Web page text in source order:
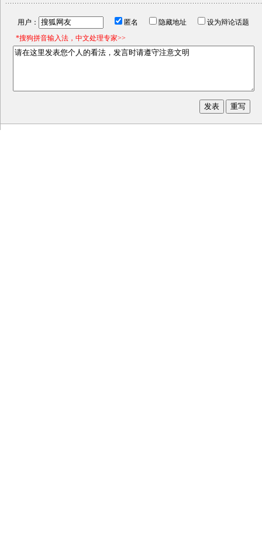
用户： 匿名 隐藏地址
设为辩论话题
*搜狗拼音输入法，中文处理专家>>